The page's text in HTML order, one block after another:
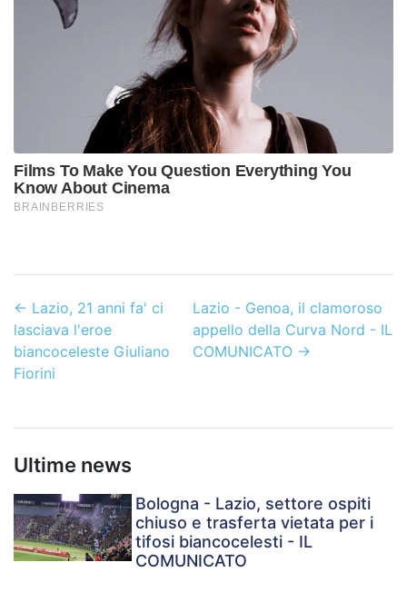
← Lazio, 21 anni fa' ci
lasciava l'eroe
biancoceleste Giuliano
Fiorini
Lazio - Genoa, il clamoroso
appello della Curva Nord - IL
COMUNICATO→
Ultime news
Bologna - Lazio, settore ospiti
chiuso e trasferta vietata per i
tifosi biancocelesti - IL
COMUNICATO